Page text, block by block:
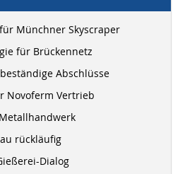
Münchner Skyscraper
für Brückennetz
Abschlüsse
Novoferm Vertrieb
rückläufig
Dialog